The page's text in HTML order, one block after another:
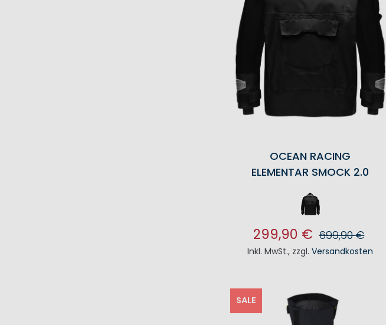
OCEAN RACING
ELEMENTAR SMOCK 2.0
299,90 € 699,90 €
Inkl. MwSt., zzgl.Versandkosten
SALE